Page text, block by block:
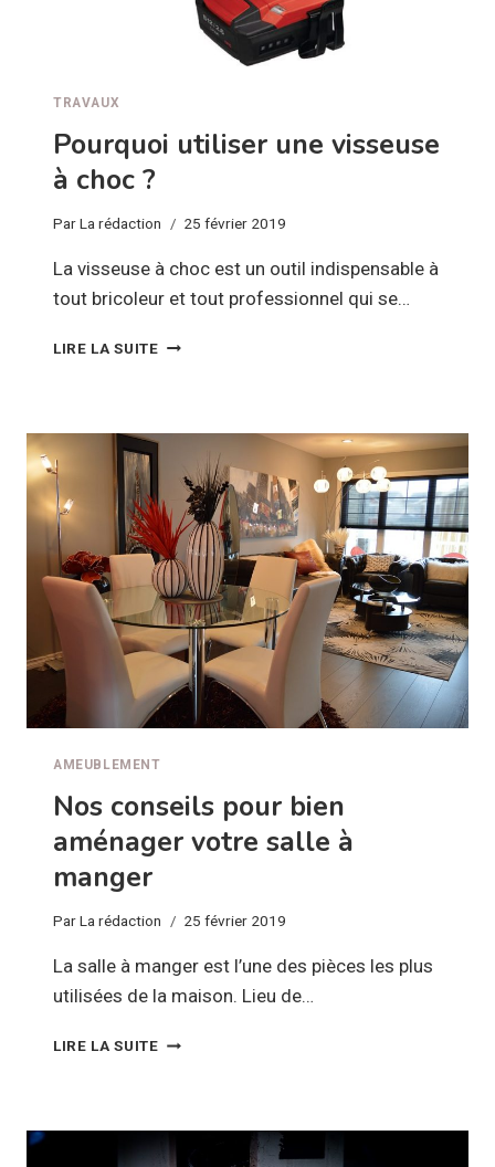
TRAVAUX
Pourquoi utiliser une visseuse
à choc ?
ParLa rédaction 25 février 2019
La visseuse à choc est un outil indispensable à
tout bricoleur et tout professionnel qui se…
LIRE LA SUITEPOURQUOI
À
AMEUBLEMENT
Nos conseils pour bien
aménager votre salle à
manger
ParLa rédaction 25 février 2019
La salle à manger est l’une des pièces les plus
utilisées de la maison. Lieu de…
LIRE LA SUITENOS
AMÉNAGER
VOTRE